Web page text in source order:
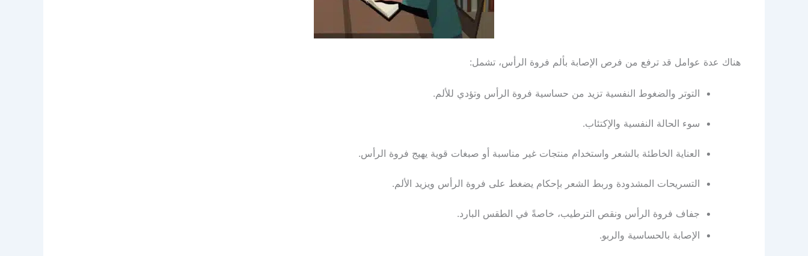
هناك عدة عوامل قد ترفع من فرص الإصابة بألم فروة الرأس، تشمل:
التوتر والضغوط النفسية تزيد من حساسية فروة الرأس وتؤدي للألم.
سوء الحالة النفسية والإكتئاب.
العناية الخاطئة بالشعر واستخدام منتجات غير مناسبة أو صبغات قوية يهيج فروة الرأس.
التسريحات المشدودة وربط الشعر بإحكام يضغط على فروة الرأس ويزيد الألم.
جفاف فروة الرأس ونقص الترطيب، خاصةً في الطقس البارد.
الإصابة بالحساسية والربو.